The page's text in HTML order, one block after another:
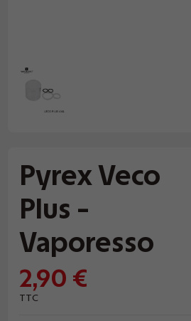
Pyrex Veco
Plus -
Vaporesso
2,90 €
TTC